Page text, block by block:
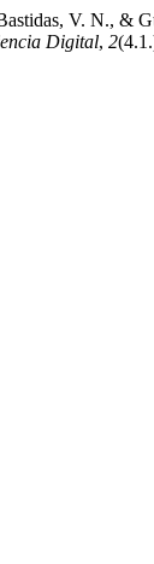
V. N., &
Digital, 2